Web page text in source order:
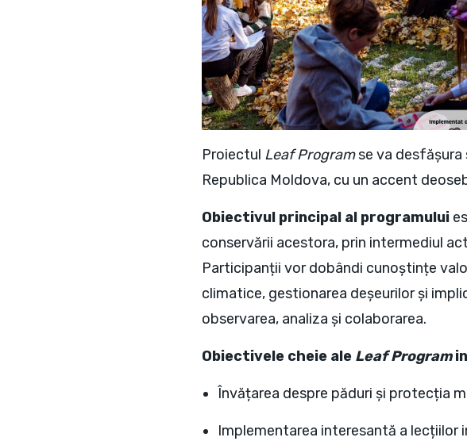
Proiectul Leaf Programse va desfășura
Republica Moldova, cu un accent
Obiectivul principal al programului
conservării acestora, prin intermediul
Participanții vor dobândi cunoștințe
climatice, gestionarea deșeurilor și
observarea, analiza și colaborarea.
Obiectivele cheie ale Leaf Program
Învățarea despre păduri și protecția
Implementarea interesantă a lecțiilor